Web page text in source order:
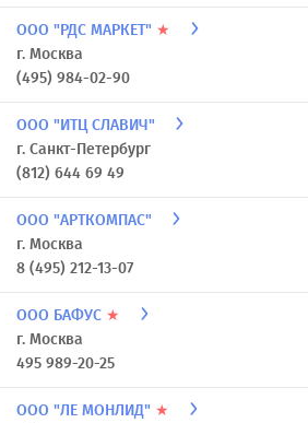
ООО "РДС МАРКЕТ" ★
г. Москва
(495) 984-02-90
ООО "ИТЦ СЛАВИЧ"
г. Санкт-Петербург
(812) 644 69 49
ООО "АРТКОМПАС"
г. Москва
8 (495) 212-13-07
ООО БАФУС ★
г. Москва
495 989-20-25
ООО "ЛЕ МОНЛИД" ★